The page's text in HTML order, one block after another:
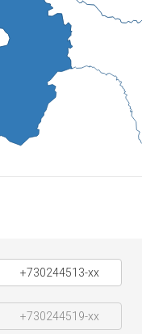
+730244513-xx
+730244519-xx